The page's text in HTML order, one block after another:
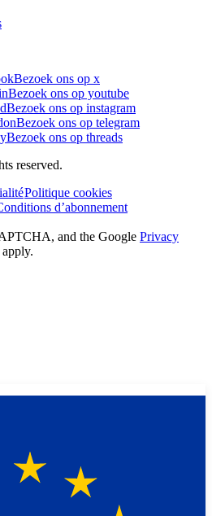
Bezoek ons op x
Bezoek ons op youtube
Bezoek ons op instagram
Bezoek ons op telegram
Bezoek ons op threads
reserved.
Politique cookies
d’abonnement
and the Google Privacy
apply.